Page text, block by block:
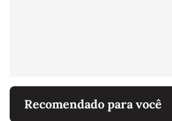
Recomendado para você